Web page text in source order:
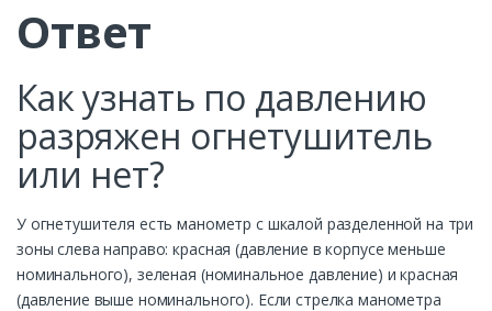
Ответ
Как узнать по давлению
разряжен огнетушитель
или нет?
У огнетушителя есть манометр с шкалой разделенной на три
зоны слева направо: красная (давление в корпусе меньше
номинального), зеленая (номинальное давление) и красная
(давление выше номинального). Если стрелка манометра